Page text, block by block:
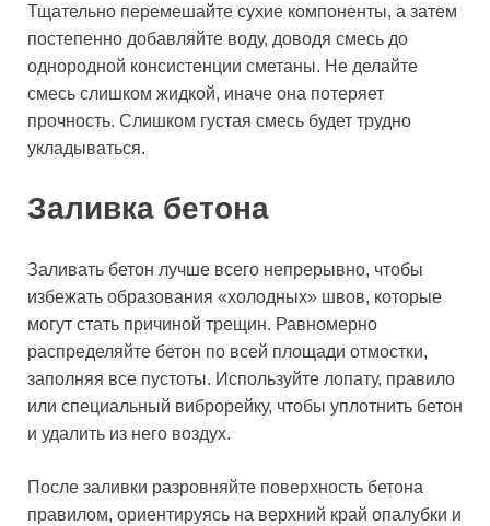
Тщательно перемешайте сухие компоненты, а затем
постепенно добавляйте воду, доводя смесь до
однородной консистенции сметаны. Не делайте
смесь слишком жидкой, иначе она потеряет
прочность. Слишком густая смесь будет трудно
укладываться.
Заливка бетона
Заливать бетон лучше всего непрерывно, чтобы
избежать образования «холодных» швов, которые
могут стать причиной трещин. Равномерно
распределяйте бетон по всей площади отмостки,
заполняя все пустоты. Используйте лопату, правило
или специальный виброрейку, чтобы уплотнить бетон
и удалить из него воздух.
После заливки разровняйте поверхность бетона
правилом, ориентируясь на верхний край опалубки и